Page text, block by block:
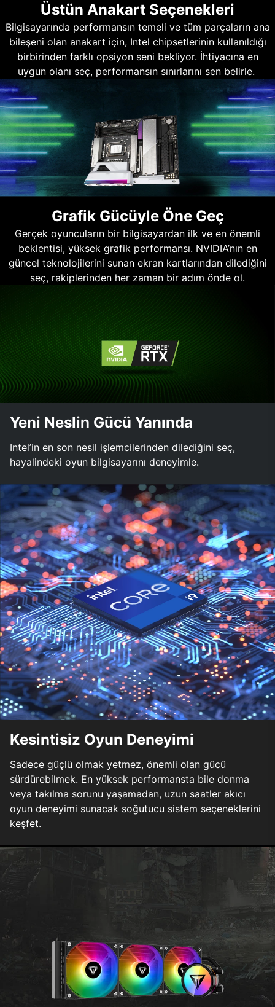
Üstün Anakart Seçenekleri
Bilgisayarında performansın temeli ve tüm parçaların ana
bileşeni olan anakart için, Intel chipsetlerinin kullanıldığı
birbirinden farklı opsiyon seni bekliyor. İhtiyacına en
uygun olanı seç, performansın sınırlarını sen belirle.
Grafik Gücüyle Öne Geç
Gerçek oyuncuların bir bilgisayardan ilk ve en önemli
beklentisi, yüksek grafik performansı. NVIDIA’nın en
güncel teknolojilerini sunan ekran kartlarından dilediğini
seç, rakiplerinden her zaman bir adım önde ol.
Yeni Neslin Gücü Yanında
Intel’in en son nesil işlemcilerinden dilediğini seç,
hayalindeki oyun bilgisayarını deneyimle.
Kesintisiz Oyun Deneyimi
Sadece güçlü olmak yetmez, önemli olan gücü
sürdürebilmek. En yüksek performansta bile donma
veya takılma sorunu yaşamadan, uzun saatler akıcı
oyun deneyimi sunacak soğutucu sistem seçeneklerini
keşfet.